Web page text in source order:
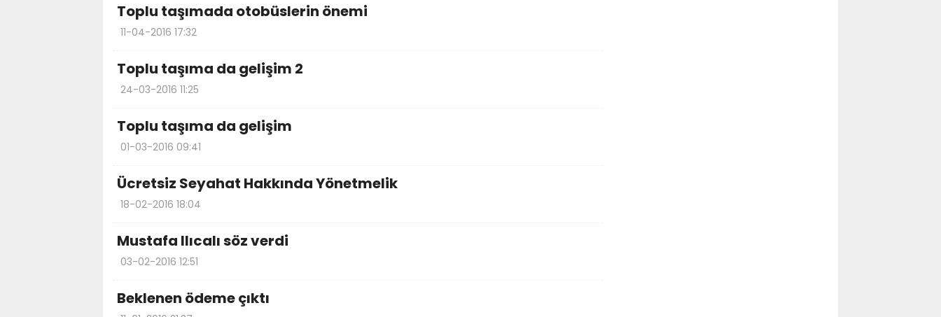
Toplu taşımada otobüslerin önemi
11-04-2016 17:32
Toplu taşıma da gelişim 2
24-03-2016 11:25
Toplu taşıma da gelişim
01-03-2016 09:41
Ücretsiz Seyahat Hakkında Yönetmelik
18-02-2016 18:04
Mustafa Ilıcalı söz verdi
03-02-2016 12:51
Beklenen ödeme çıktı